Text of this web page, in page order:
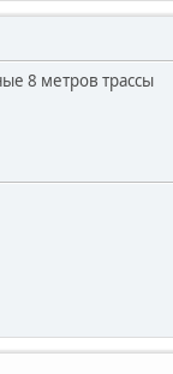
8 метров трассы